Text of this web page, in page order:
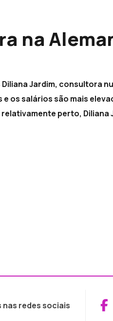
na
Jardim, consultora
os salários são mais
perto, Diliana
nas redes sociais